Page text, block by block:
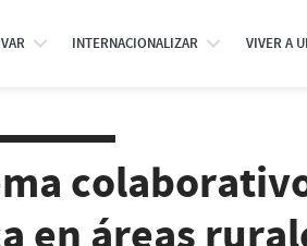
INTERNACIONALIZAR VIVER A